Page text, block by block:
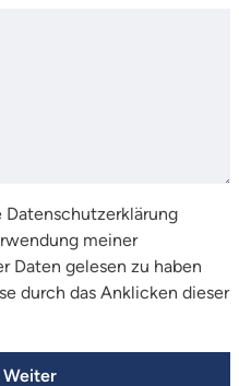
Datenschutzerklärung
meiner
Daten gelesen zu haben
durch das Anklicken dieser
Weiter